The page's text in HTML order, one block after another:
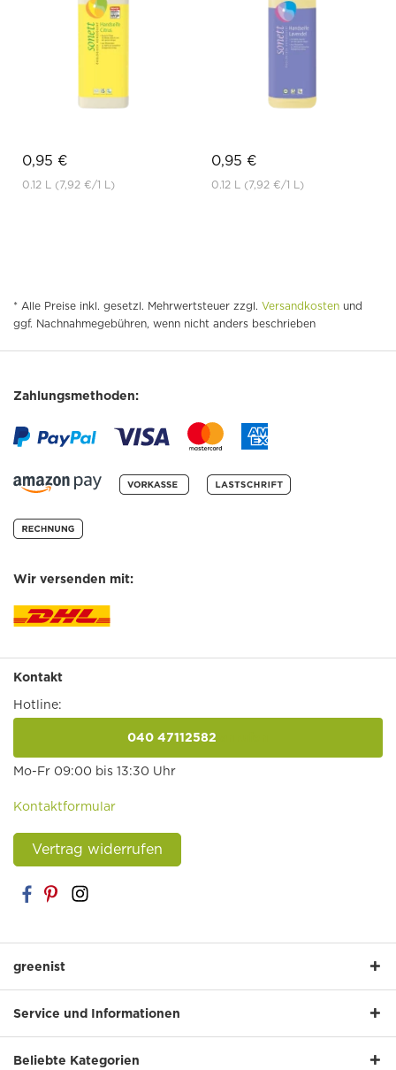
0,95 €
0.12 L (7,92 €/1 L)
0,95 €
0.12 L (7,92 €/1 L)
* Alle Preise inkl. gesetzl. Mehrwertsteuer zzgl. Versandkosten und
ggf. Nachnahmegebühren, wenn nicht anders beschrieben
Zahlungsmethoden:
Wir versenden mit:
Kontakt
Hotline:
040 47112582
Mo-Fr 09:00 bis 13:30 Uhr
Kontaktformular
Vertrag widerrufen
greenist
Service und Informationen
Beliebte Kategorien